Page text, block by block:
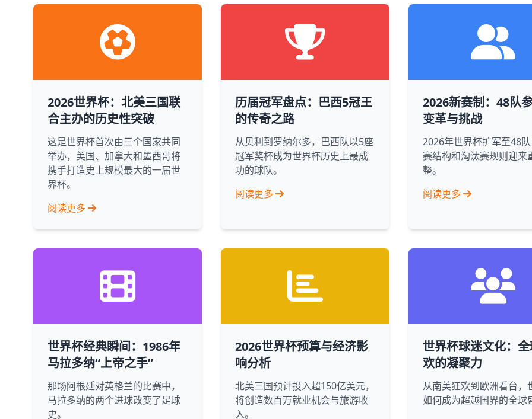
2026世界杯：北美三国联
合主办的历史性突破
这是世界杯首次由三个国家共同
举办，美国、加拿大和墨西哥将
携手打造史上规模最大的一届世
界杯。
阅读更多
历届冠军盘点：巴西5冠王
的传奇之路
从贝利到罗纳尔多，巴西队以5座
冠军奖杯成为世界杯历史上最成
功的球队。
阅读更多
2026新赛制：48队
变革与挑战
2026年世界杯扩军至48
赛结构和淘汰赛规则迎来
整。
阅读更多
世界杯经典瞬间：1986年
马拉多纳“上帝之手”
那场阿根廷对英格兰的比赛中，
马拉多纳的两个进球改变了足球
史。
2026世界杯预算与经济影
响分析
北美三国预计投入超150亿美元，
将创造数百万就业机会与旅游收
入。
世界杯球迷文化：
欢的凝聚力
从南美狂欢到欧洲看台，
如何成为超越国界的全球